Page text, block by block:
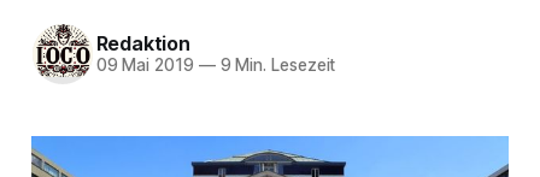
Redaktion
09 Mai 2019 —9 Min. Lesezeit